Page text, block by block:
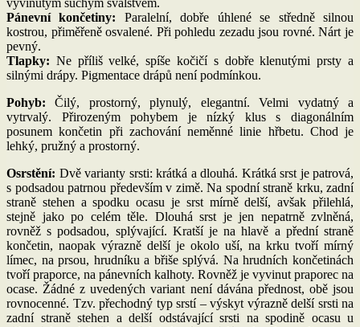
Pánevní končetiny:
Paralelní, dobře úhlené se středně silnou
kostrou, přiměřeně osvalené. Při pohledu zezadu jsou rovné. Nárt je
pevný.
Tlapky: Ne příliš velké, spíše kočičí s dobře klenutými prsty a
silnými drápy. Pigmentace drápů není podmínkou.
Pohyb:
Čilý, prostorný, plynulý, elegantní. Velmi vydatný a
vytrvalý. Přirozeným pohybem je nízký klus s diagonálním
posunem končetin při zachování neměnné linie hřbetu. Chod je
lehký, pružný a prostorný.
Osrstění: Dvě varianty srsti: krátká a dlouhá. Krátká srst je patrová,
s podsadou patrnou především v zimě. Na spodní straně krku, zadní
straně stehen a spodku ocasu je srst mírně delší, avšak přilehlá,
stejně jako po celém těle. Dlouhá srst je jen nepatrně zvlněná,
rovněž s podsadou, splývající. Kratší je na hlavě a přední straně
končetin, naopak výrazně delší je okolo uší, na krku tvoří mírný
límec, na prsou, hrudníku a břiše splývá. Na hrudních končetinách
tvoří praporce, na pánevních kalhoty. Rovněž je vyvinut praporec na
ocase. Žádné z uvedených variant není dávána přednost, obě jsou
rovnocenné. Tzv. přechodný typ srstí – výskyt výrazně delší srsti na
zadní straně stehen a delší odstávající srsti na spodině ocasu u